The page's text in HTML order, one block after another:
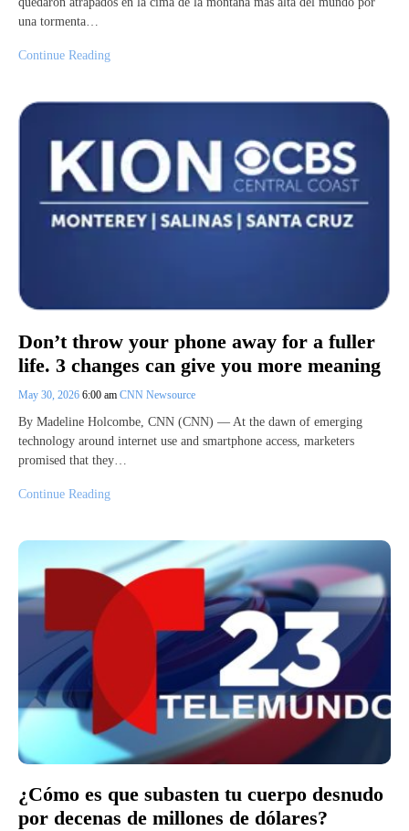
una tormenta…
Continue Reading
Don’t throw your phone away for a fuller
life. 3 changes can give you more meaning
May 30, 2026 6:00 am CNN Newsource
By Madeline Holcombe, CNN (CNN) — At the dawn of emerging
technology around internet use and smartphone access, marketers
promised that they…
Continue Reading
¿Cómo es que subasten tu cuerpo desnudo
por decenas de millones de dólares?